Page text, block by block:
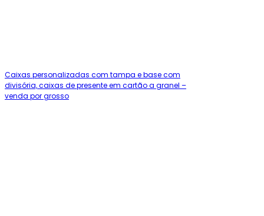
Caixas personalizadas com tampa e base com
divisória, caixas de presente em cartão a granel –
venda por grosso